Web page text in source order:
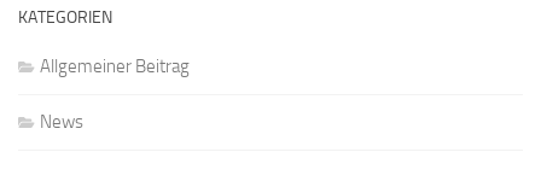
KATEGORIEN
Allgemeiner Beitrag
News